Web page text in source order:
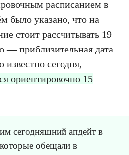
расписанием в
было указано, что на
стоит рассчитывать 19
— приблизительная дата.
известно сегодня,
ориентировочно 15
сегодняшний апдейт в
обещали в